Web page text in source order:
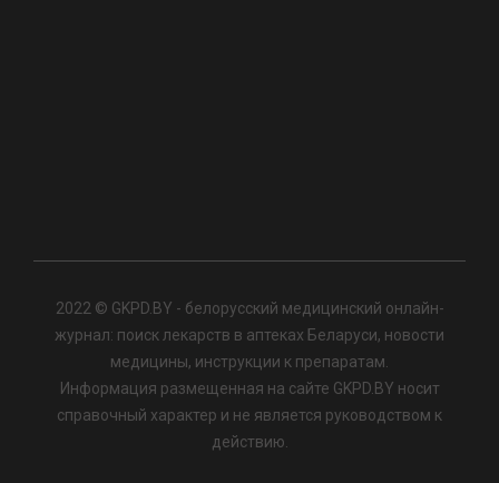
2022 © GKPD.BY - белорусский медицинский онлайн-
журнал: поиск лекарств в аптеках Беларуси, новости
медицины, инструкции к препаратам.
Информация размещенная на сайте GKPD.BY носит
справочный характер и не является руководством к
действию.